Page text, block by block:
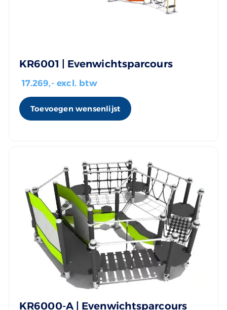
KR6001 | Evenwichtsparcours
17.269,- excl. btw
Toevoegen wensenlijst
KR6000-A | Evenwichtsparcours